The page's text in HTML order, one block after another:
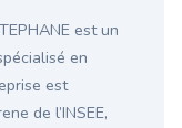
est un
en
est
de l’INSEE,